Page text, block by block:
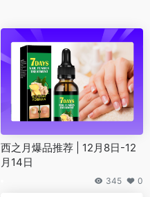
西之月爆品推荐 | 12月8日-12
月14日
345 0